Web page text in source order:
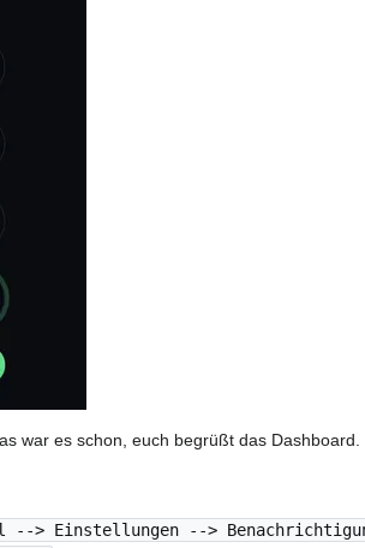
war es schon, euch begrüßt das Dashboard.
--> Einstellungen -->